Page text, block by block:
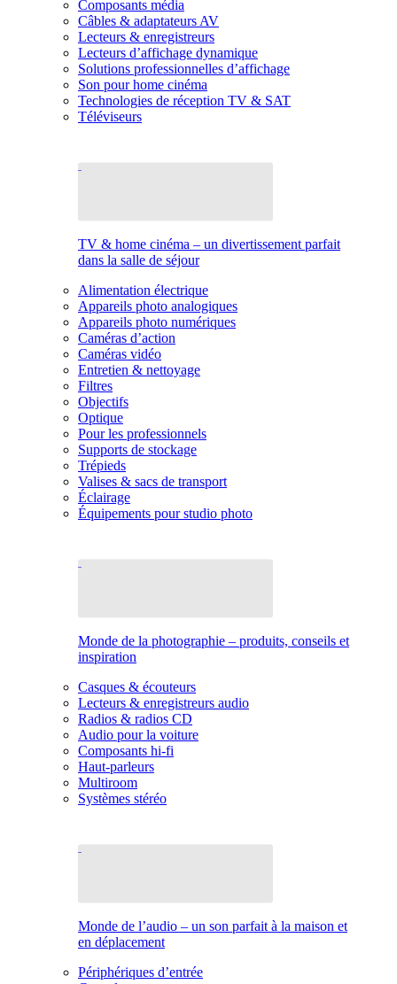
Composants média
Câbles & adaptateurs AV
Lecteurs & enregistreurs
Lecteurs d’affichage dynamique
Solutions professionnelles d’affichage
Son pour home cinéma
Technologies de réception TV & SAT
Téléviseurs
TV & home cinéma – un divertissement parfait
dans la salle de séjour
Alimentation électrique
Appareils photo analogiques
Appareils photo numériques
Caméras d’action
Caméras vidéo
Entretien & nettoyage
Filtres
Objectifs
Optique
Pour les professionnels
Supports de stockage
Trépieds
Valises & sacs de transport
Éclairage
Équipements pour studio photo
Monde de la photographie – produits, conseils et
inspiration
Casques & écouteurs
Lecteurs & enregistreurs audio
Radios & radios CD
Audio pour la voiture
Composants hi-fi
Haut-parleurs
Multiroom
Systèmes stéréo
Monde de l’audio – un son parfait à la maison et
en déplacement
Périphériques d’entrée